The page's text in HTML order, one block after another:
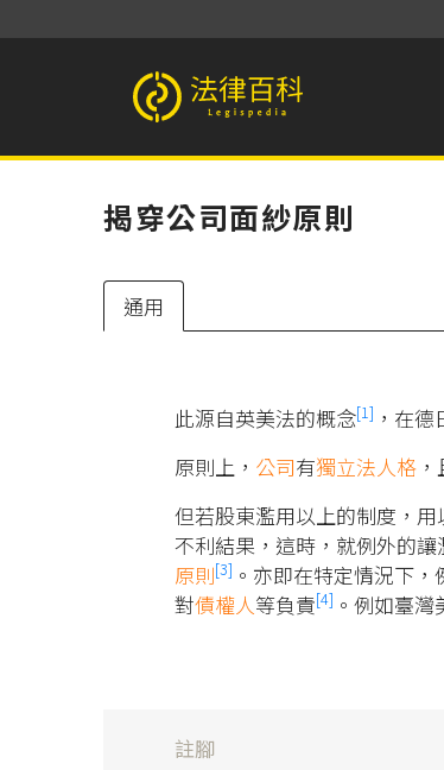
法律百科 Legispedia
揭穿公司面紗原則
通用
此源自英美法的概念[1] ，在
原則上， 公司有獨立法人格
但若股東濫用以上的制度，
不利結果，這時，就例外的
原則[3] 。亦即在特定情況下
對債權人等負責[4] 。例如臺
註腳